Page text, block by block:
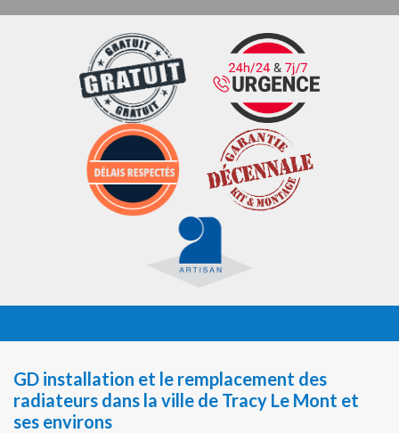
GD installation et le remplacement des
radiateurs dans la ville de Tracy Le Mont et
ses environs